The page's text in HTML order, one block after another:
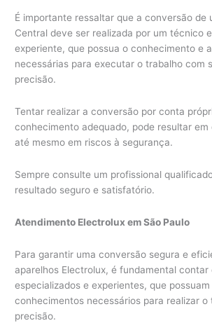
É importante ressaltar que a conversão de
Central deve ser realizada por um técnico
experiente, que possua o conhecimento e
necessárias para executar o trabalho com
precisão.
Tentar realizar a conversão por conta
conhecimento adequado, pode resultar em
até mesmo em riscos à segurança.
Sempre consulte um profissional
resultado seguro e satisfatório.
Atendimento Electrolux em São Paulo
Para garantir uma conversão segura e
aparelhos Electrolux, é fundamental
especializados e experientes, que
conhecimentos necessários para realizar o
precisão.